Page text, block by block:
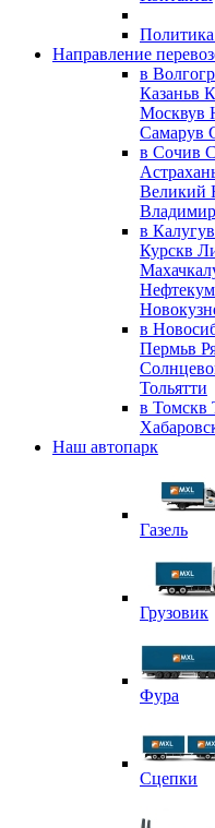
Политика
Направление
в
Казаньв
Москвув
Самарув
в Сочив
Великий
Владимир
в Калугу
Курскв
в
Пермьв
Солнцево
Тольятти
в Томскв
Наш автопарк
Газель
Грузовик
Фура
Сцепки